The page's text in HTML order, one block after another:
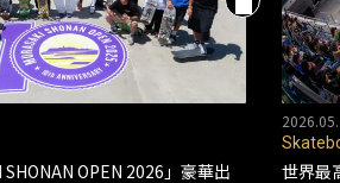
SHONAN OPEN 2026」豪華出
世界最